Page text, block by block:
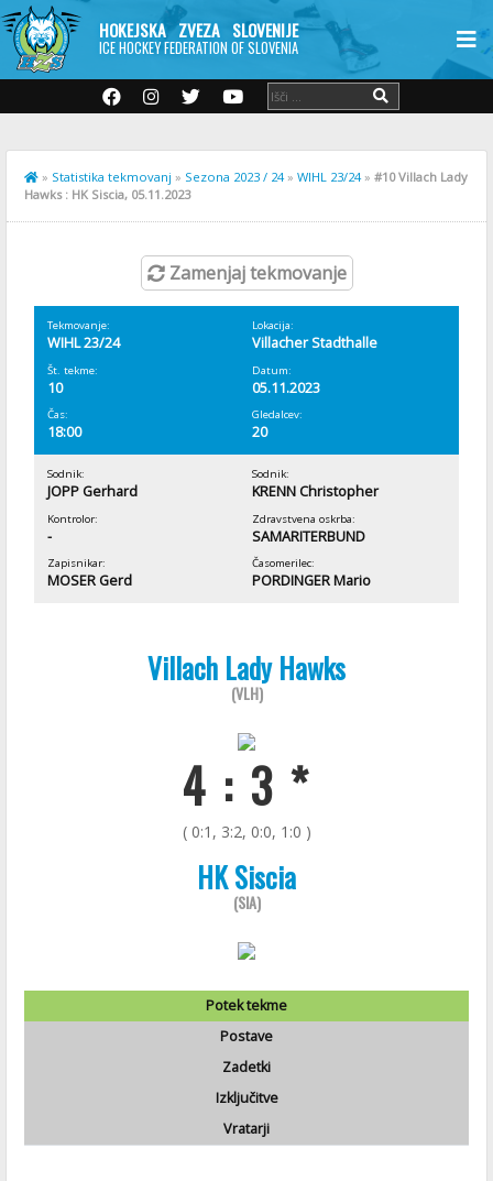
HOKEJSKA ZVEZA SLOVENIJE
ICE HOCKEY FEDERATION OF SLOVENIA
» Statistika tekmovanj » Sezona 2023 / 24» WIHL 23/24» #10 Villach Lady
Hawks : HK Siscia, 05.11.2023
Zamenjaj tekmovanje
Tekmovanje:
WIHL 23/24
Lokacija:
Villacher Stadthalle
Št. tekme:
10
Datum:
05.11.2023
Čas:
18:00
Gledalcev:
20
Sodnik:
JOPP Gerhard
Sodnik:
KRENN Christopher
Kontrolor:
-
Zdravstvena oskrba:
SAMARITERBUND
Zapisnikar:
MOSER Gerd
Časomerilec:
PORDINGER Mario
Villach Lady Hawks
(VLH)
4 : 3 *
( 0:1, 3:2, 0:0, 1:0 )
HK Siscia
(SIA)
Potek tekme
Postave
Zadetki
Izključitve
Vratarji